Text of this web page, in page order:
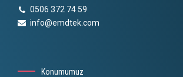
0506 372 74 59
info@emdtek.com
Konumumuz